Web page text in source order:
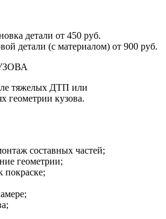
детали от 450 руб.
детали (с материалом) от 900 руб.
тяжелых ДТП или
геометрии кузова.
составных частей;
геометрии;
покраске;